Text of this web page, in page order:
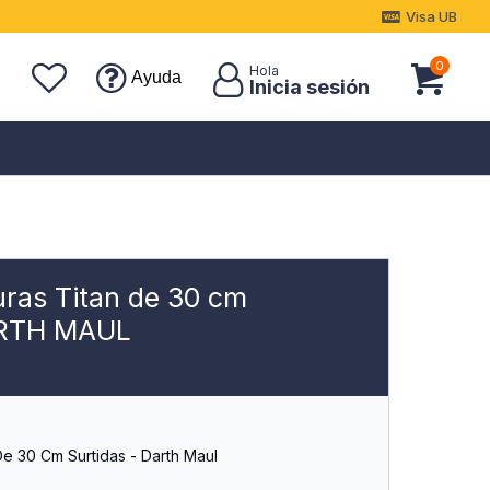
Ayuda
0
Visa UB
Titan de 30 cm
MAUL
30 Cm Surtidas - Darth Maul